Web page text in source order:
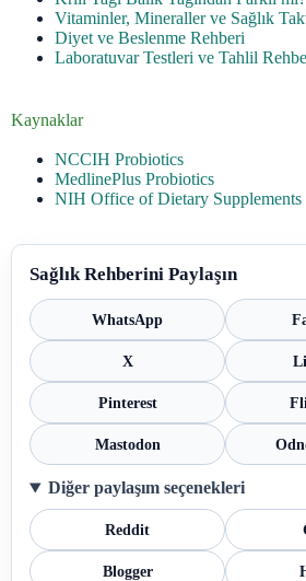
Vitaminler, Mineraller ve Sağlık
Diyet ve Beslenme Rehberi
Laboratuvar Testleri ve Tahlil
Kaynaklar
NCCIH Probiotics
MedlinePlus Probiotics
NIH Office of Dietary Supplements
Sağlık Rehberini Paylaşın
WhatsApp
X
Pinterest
Mastodon
Diğer paylaşım seçenekleri
Reddit
Blogger